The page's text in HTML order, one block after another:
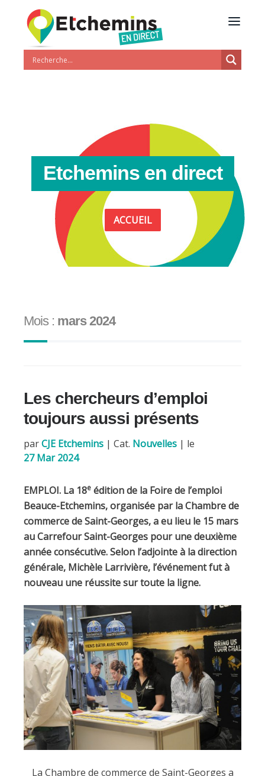
Etchemins en direct
ACCUEIL
Mois : mars 2024
Les chercheurs d’emploi
toujours aussi présents
parCJE Etchemins | Cat. Nouvelles | le
27 Mar 2024
EMPLOI. La 18e édition de la Foire de l’emploi
Beauce-Etchemins, organisée par la Chambre de
commerce de Saint-Georges, a eu lieu le 15 mars
au Carrefour Saint-Georges pour une deuxième
année consécutive. Selon l’adjointe à la direction
générale, Michèle Larrivière, l’événement fut à
nouveau une réussite sur toute la ligne.
La Chambre de commerce de Saint-Georges a